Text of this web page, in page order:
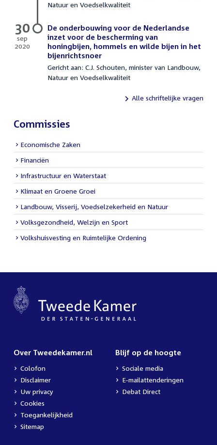
Natuur en Voedselkwaliteit
september
De onderbouwing voor de Nederlandse
inzet voor de bescherming van
honingbijen, hommels en wilde bijen in het
bijenrichtsnoer
Gericht aan: C.J. Schouten, minister van Landbouw,
Natuur en Voedselkwaliteit
30
sep
2020
september
Alle schriftelijke vragen
Commissies
Economische Zaken
Financiën
Infrastructuur en Waterstaat
Klimaat en Groene Groei
Landbouw, Visserij, Voedselzekerheid en Natuur
Volksgezondheid, Welzijn en Sport
Volkshuisvesting en Ruimtelijke Ordening
Over Tweedekamer.nl
Colofon
Disclaimer
Uw privacy
Cookies
Toegankelijkheid
Sitemap
Blijf op de hoogte
Sociale media
E-mailattenderingen
Debat Direct